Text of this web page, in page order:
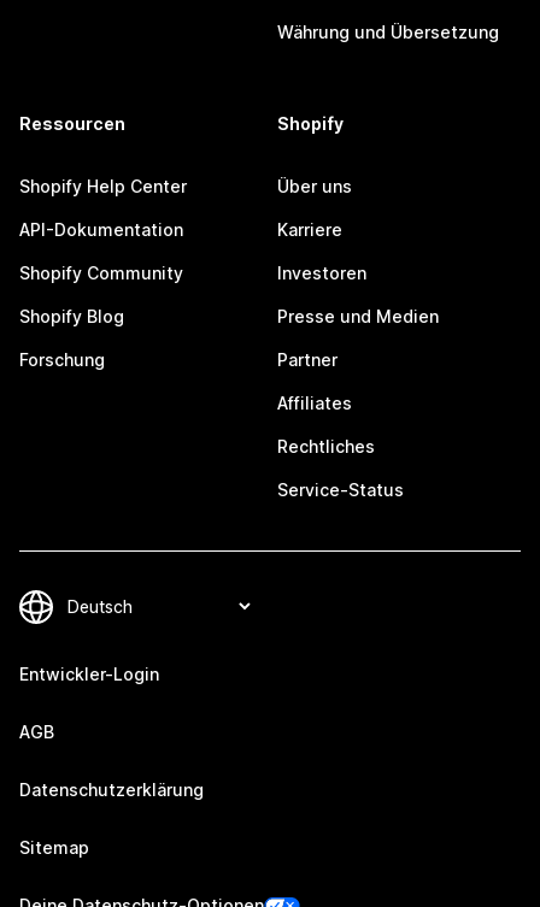
Währung und Übersetzung
Ressourcen
Shopify Help Center
API-Dokumentation
Shopify Community
Shopify Blog
Forschung
Shopify
Über uns
Karriere
Investoren
Presse und Medien
Partner
Affiliates
Rechtliches
Service-Status
Entwickler-Login
AGB
Datenschutzerklärung
Sitemap